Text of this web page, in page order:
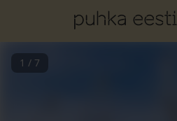
1 / 7